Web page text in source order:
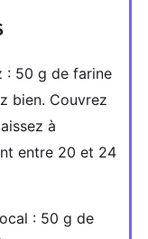
: 50 g de farine
bien. Couvrez
à
entre 20 et 24
: 50 g de